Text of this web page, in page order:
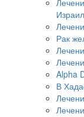
Рак
Alpha
В